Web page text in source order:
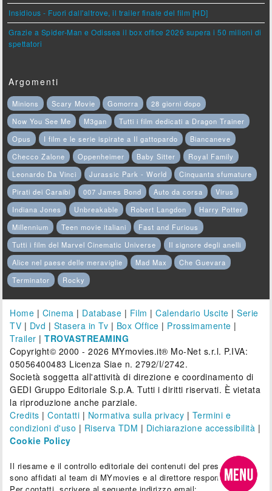
Insidious - Fuori dall'altrove, il trailer finale del film [HD]
Grazie a Spider-Man e Odissea il box office 2026 supera i 50 milioni di
spettatori
Argomenti
Minions Scary Movie Gomorra
28 giorni dopo
Now You See Me
M3gan
Tutti i film dedicati a Dragon Trainer
Opus
I film e le serie ispirate a Il gattopardo
Biancaneve
Checco Zalone
Oppenheimer Baby Sitter
Royal Family
Leonardo Da Vinci
Jurassic Park - World
Cinquanta sfumature
Pirati dei Caraibi
007 James Bond Auto da corsa
Virus
Indiana Jones
Unbreakable Robert Langdon
Harry Potter
Millennium
Teen movie italiani
Fast and Furious
Tutti i film del Marvel Cinematic Universe
Il signore degli anelli
Alice nel paese delle meraviglie
Mad Max
Che Guevara
Terminator
Rocky
Home | Cinema | Database | Film |Calendario Uscite |Serie
TV | Dvd | Stasera in Tv | Box Office | Prossimamente |
Trailer |TROVASTREAMING
Copyright© 2000 - 2026 MYmovies.it® Mo-Net s.r.l. P.IVA:
05056400483 Licenza Siae n. 2792/I/2742.
Società soggetta all'attività di direzione e coordinamento di
GEDI Gruppo Editoriale S.p.A. Tutti i diritti riservati. È vietata
la riproduzione anche parziale.
Credits |Contatti | Normativa sulla privacy | Termini e
condizioni d'uso | Riserva TDM | Dichiarazione accessibilità |
Cookie Policy
Il riesame e il controllo editoriale dei contenuti del presente sito
sono affidati al team di MYmovies e al direttore responsabile.